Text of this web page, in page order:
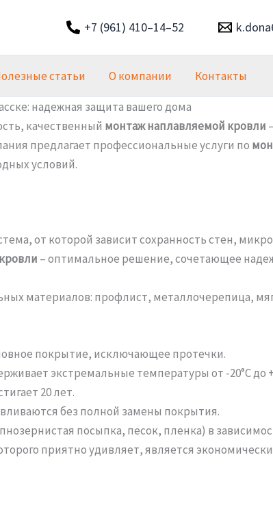
+7 (961) 410–14–52
статьи О компании Контакты
надежная защита вашего дома
качественный монтаж наплавляемой кровли
предлагает профессиональные услуги по
условий.
от которой зависит сохранность стен,
– оптимальное решение, сочетающее
материалов: профлист, металлочерепица,
покрытие, исключающее протечки.
экстремальные температуры от -20°C до
20 лет.
без полной замены покрытия.
посыпка, песок, пленка) в
приятно удивляет, является